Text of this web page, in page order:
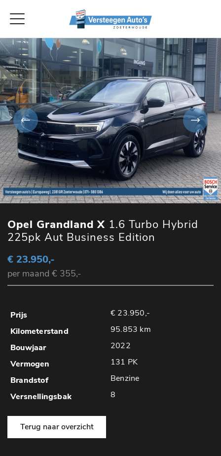
Opel Grandland X 1.6 Turbo Hybrid
225pk Aut Business Edition
€ 23.950,-
per maand € 355,-
€ 23.950,-
95.853 km
2022
131 PK
Benzine
8
Terug naar overzicht